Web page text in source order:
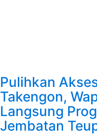
Pulihkan
Takengon,
Langsung
Jembatan